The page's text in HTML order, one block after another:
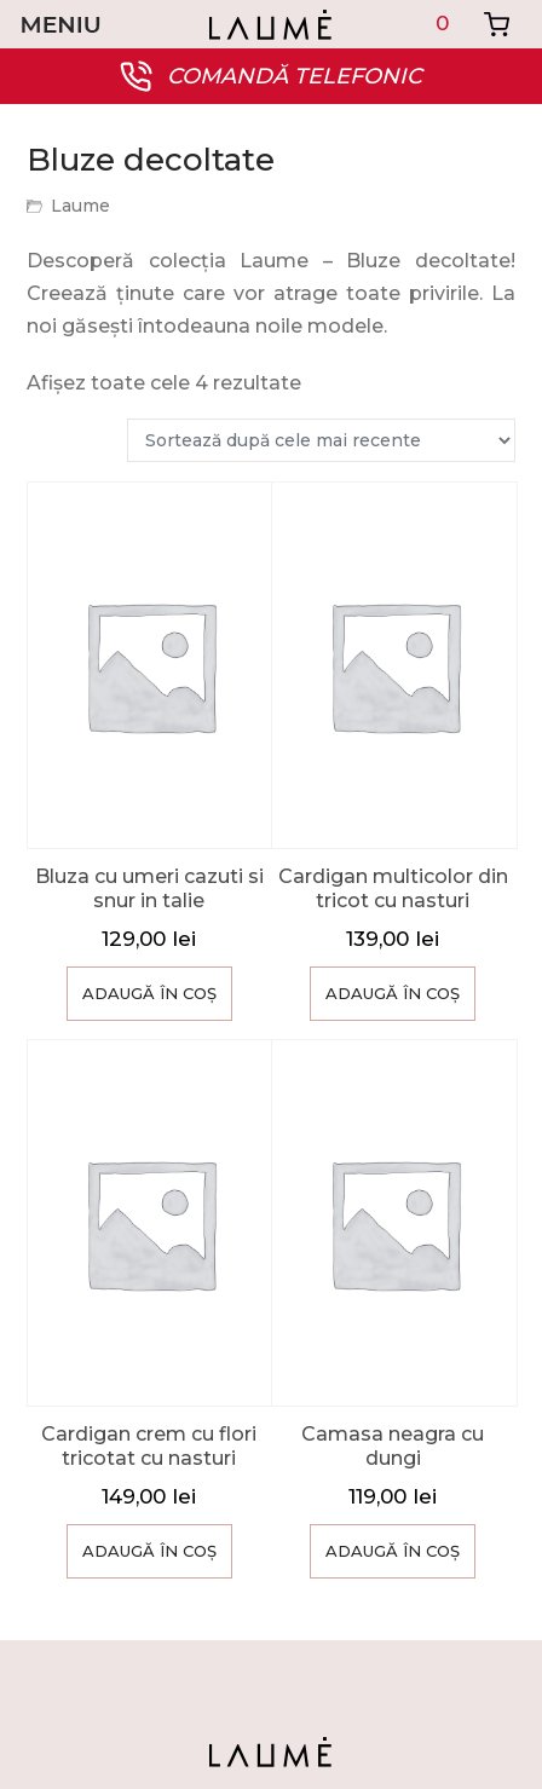
COMANDĂ TELEFONIC
0
Bluze decoltate
Laume
Descoperă colecția Laume – Bluze decoltate!
Creează ținute care vor atrage toate privirile. La
noi găsești întodeauna noile modele.
Afișez toate cele 4 rezultate
Bluza cu umeri cazuti si
snur in talie
129,00 lei
ADAUGĂ ÎN COȘ
Cardigan multicolor din
tricot cu nasturi
139,00 lei
ADAUGĂ ÎN COȘ
Cardigan crem cu flori
tricotat cu nasturi
149,00 lei
ADAUGĂ ÎN COȘ
Camasa neagra cu
dungi
119,00 lei
ADAUGĂ ÎN COȘ